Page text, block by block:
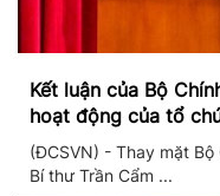
Kết luận của Bộ
hoạt động của tổ
II/2026
(ĐCSVN) - Thay mặt
Bí thư Trần Cẩm ...